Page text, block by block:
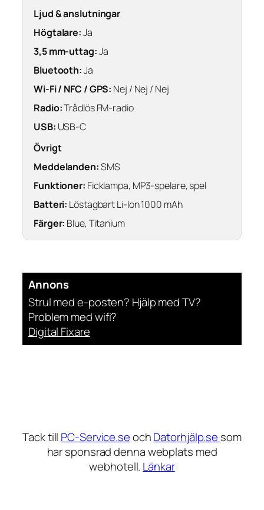
Ljud & anslutningar
Högtalare:Ja
3,5 mm-uttag:Ja
Bluetooth:Ja
Wi-Fi / NFC / GPS: Nej / Nej / Nej
Radio:Trådlös FM-radio
USB: USB-C
Övrigt
Meddelanden:SMS
Funktioner: Ficklampa, MP3-spelare, spel
Batteri: Löstagbart Li-Ion 1000 mAh
Färger: Blue, Titanium
Annons
Strul med e-posten? Hjälp med TV?
Problem med wifi?
Digital Fixare
Tack till PC-Service.seochDatorhjälp.se som
har sponsrad denna webplats med
webhotell. Länkar